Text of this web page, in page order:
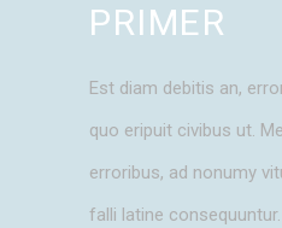
PRIMER
Est diam debitis an,
quo eripuit civibus ut.
erroribus, ad nonumy
falli latine